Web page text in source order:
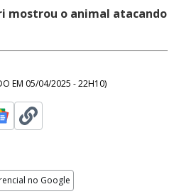
mostrou o animal atacando
EM 05/04/2025 - 22H10)
no Google